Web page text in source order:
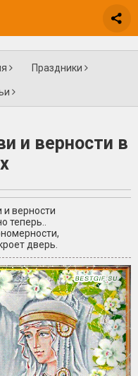
Праздники
и верности в
верности
теперь..
дверь.
+6